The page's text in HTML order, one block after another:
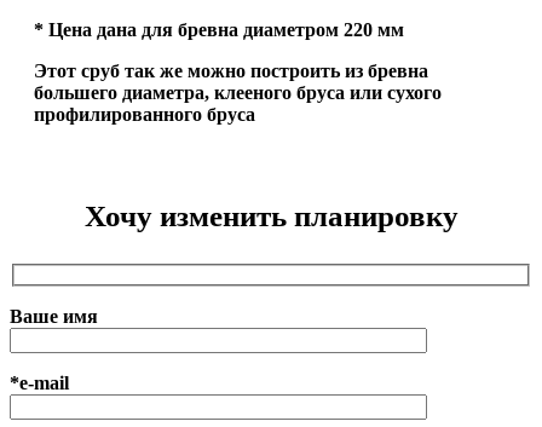
* Цена дана для бревна диаметром 220 мм
Этот сруб так же можно построить из бревна
большего диаметра, клееного бруса или сухого
профилированного бруса
Хочу изменить планировку
Ваше имя
*e-mail